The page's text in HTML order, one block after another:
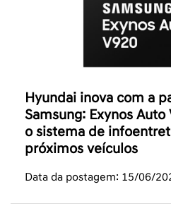
Hyundai inova com a
Samsung: Exynos
o sistema de
próximos veículos
Data da postagem: 15/06/